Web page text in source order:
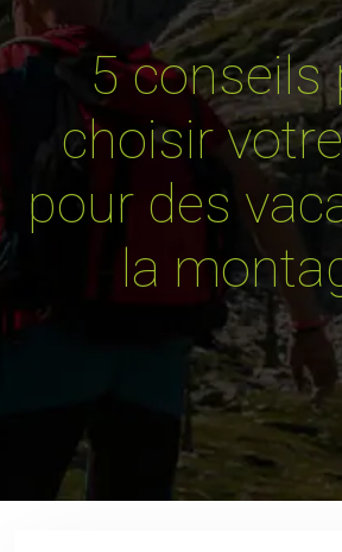
5 conseils
choisir
pour des
la